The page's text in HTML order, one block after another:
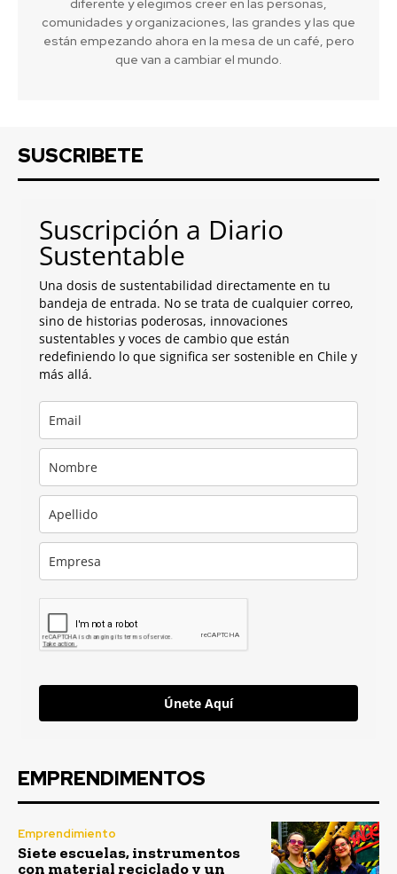
diferente y elegimos creer en las personas,
comunidades y organizaciones, las grandes y las que
están empezando ahora en la mesa de un café, pero
que van a cambiar el mundo.
SUSCRIBETE
Suscripción a Diario
Sustentable
Una dosis de sustentabilidad directamente en tu
bandeja de entrada. No se trata de cualquier correo,
sino de historias poderosas, innovaciones
sustentables y voces de cambio que están
redefiniendo lo que significa ser sostenible en Chile y
más allá.
Únete Aquí
EMPRENDIMENTOS
Emprendimiento
Siete escuelas, instrumentos
con material reciclado y un